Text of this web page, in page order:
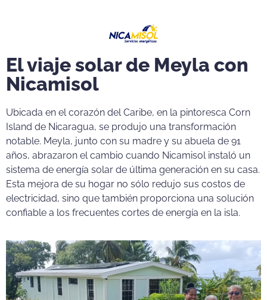
El viaje solar de Meyla con
Nicamisol
Ubicada en el corazón del Caribe, en la pintoresca Corn
Island de Nicaragua, se produjo una transformación
notable. Meyla, junto con su madre y su abuela de 91
años, abrazaron el cambio cuando Nicamisol instaló un
sistema de energía solar de última generación en su casa.
Esta mejora de su hogar no sólo redujo sus costos de
electricidad, sino que también proporciona una solución
confiable a los frecuentes cortes de energía en la isla.